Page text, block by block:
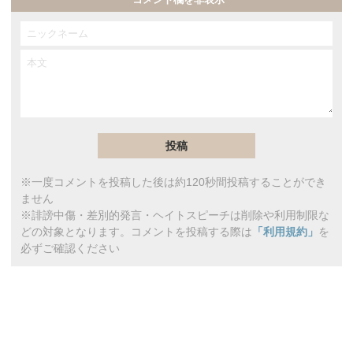
※一度コメントを投稿した後は約120秒間投稿することができ
ません
※誹謗中傷・差別的発言・ヘイトスピーチは削除や利用制限な
どの対象となります。コメントを投稿する際は 「利用規約」 を
必ずご確認ください